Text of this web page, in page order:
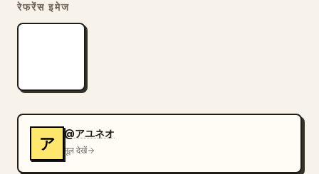
रेफरेंस इमेज
ア
@アユネオ
मूल देखें